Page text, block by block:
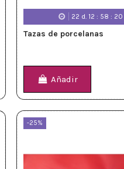
22 d. 12 :58 :18
Tazas de porcelanas
Añadir
-25%